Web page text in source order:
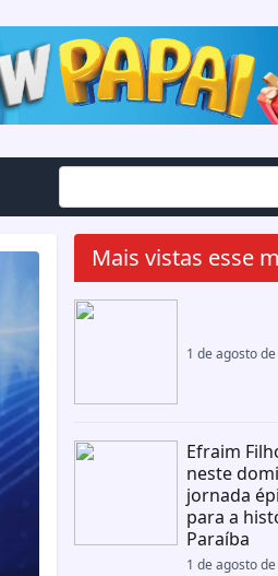
Mais vistas esse
1 de agosto
Efraim
neste
jornada
para a
Paraíba
1 de agosto